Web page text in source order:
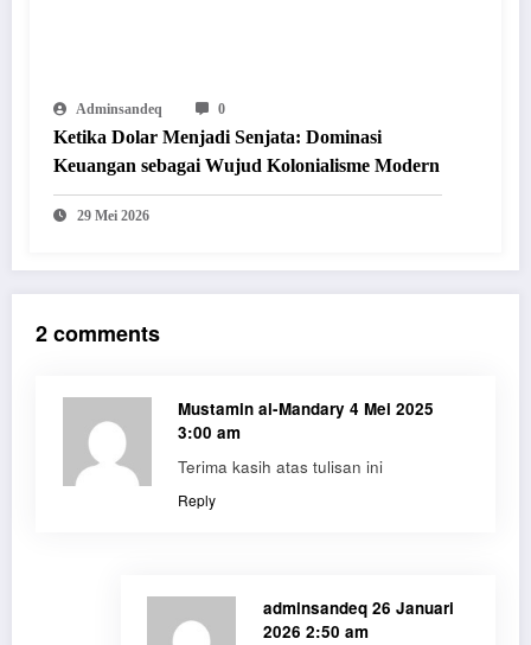
Adminsandeq 0
Ketika Dolar Menjadi Senjata: Dominasi
Keuangan sebagai Wujud Kolonialisme Modern
29 Mei 2026
2 comments
Mustamin al-Mandary 4 Mei 2025
3:00 am
Terima kasih atas tulisan ini
Reply
adminsandeq 26 Januari
2026 2:50 am